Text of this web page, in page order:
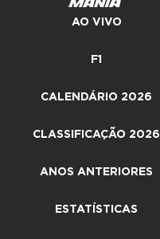
AO VIVO
F1
CALENDÁRIO 2026
CLASSIFICAÇÃO 2026
ANOS ANTERIORES
ESTATÍSTICAS